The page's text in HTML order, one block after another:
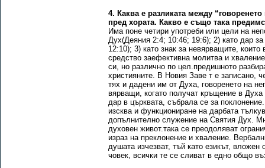
4. Каква е разликата между
пред хората. Какво е също така
Има поне четири употреби или цели на
Дух(Деяния 2:4; 10:46; 19:6); 2) като дар за
12:10); 3) като знак за невярващите,
средство заефективна молитва и
си, но различно по цел.предишното
християните. В Новия Заве т е записано,
тях и дадени им от Духа, говоренето на
вярващи, когато получат кръщение в
дар в църквата, събрала се за
изсква и функциониране на дарбата
допълнително служение на Святия Дух.
духовен живот.така се преодоляват
израз на преклонение и хваление.
душата изчезват, тъй като езикът,
човек, всички те се сливат в едно общо